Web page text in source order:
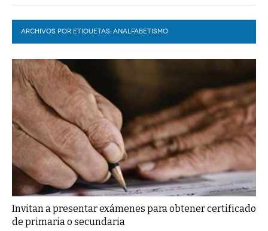
GÓMEZ PALACIO
LERDO
DURANGO
DEPORTES
EXA
EL EXACTO
EXA INFORMA
GLOBO
CONTEXTOS
TRAYECTO LAGUNA
A MEDIA MAÑANA
A TODA LEY
DIÁLOGOS CON LA HISTORIA
TWEETS AND BEATS
LA MEJOR 97.1 ESTÉREO GALLITO
ACTUALIDADES GREM
COLABORADORES
PC29
ACTUALIDADES GREM
ARCHIVOS POR ETIQUETAS: ANALFABETISMO
Invitan a presentar exámenes para obtener certificado
de primaria o secundaria